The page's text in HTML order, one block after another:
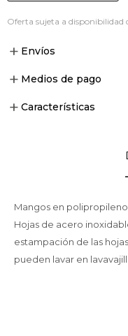
Oferta sujeta a disponibilidad
Envíos
Medios de pago
Características
Mangos en
Hojas de acero
estampación de las
pueden lavar en